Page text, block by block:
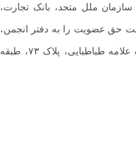
انجمن ایرانی مطالعات سازمان ملل متحد، بانک تجارت،
به پرداخت حق عضویت را به دفتر انجمن،
واقع در: تهران، خ کریمخان، خ شهید عضدی شمالی (آبان شمالی سابق)، ساختمان دانشگاه علامه طباطبایی، پلاک ۷۳، طبقه